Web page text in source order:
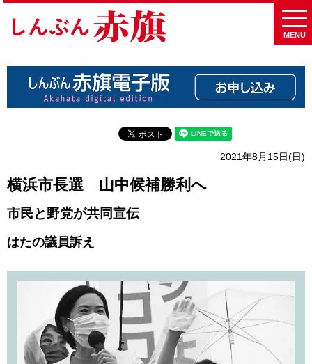
MENU
2021年8月15日(日)
横浜市長選 山中候補勝利へ
市民と野党が共同宣伝
はたの議員訴え